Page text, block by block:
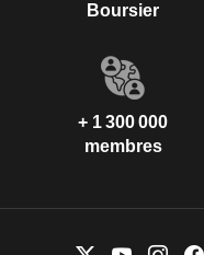
Boursier
+ 1 300 000
membres